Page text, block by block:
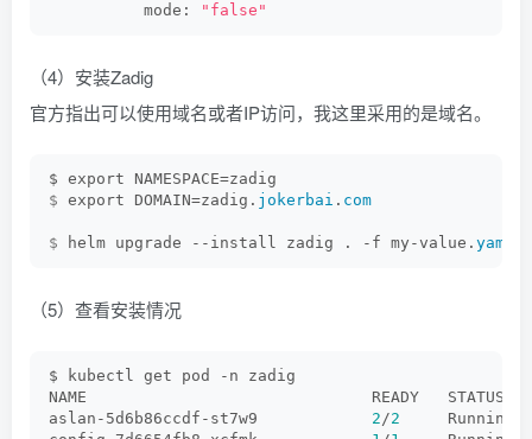
          mode:
"false"
（4）安装Zadig
官方指出可以使用域名或者IP访问，我这里采用的是域名。
$ export NAMESPACE=zadig
$ export DOMAIN=zadig. jokerbai . com
$ helm upgrade --install zadig . -f my-value. yaml
（5）查看安装情况
$ kubectl get pod -n zadig
NAME                              READY   STATUS
aslan-5d6b86ccdf-st7w9 2/2